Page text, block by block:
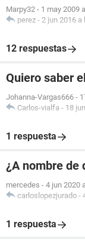
Marpy32 - 1 may 2009
perez - 2 jun 2016 a
12 respuestas
Quiero saber
Johanna-Vargas666 -
Carlos-vialfa - 18
1 respuesta
¿A nombre de
mercedes - 4 jun 2020
carloslopezjurado -
1 respuesta